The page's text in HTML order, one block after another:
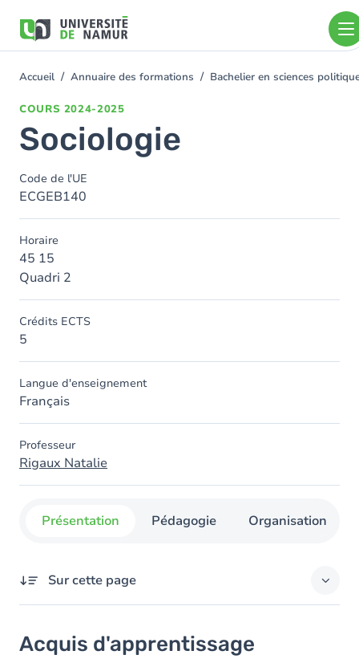
contenu
You
Accueil Annuaire des formations Bachelier en sciences
COURS 2024-2025
Sociologie
Code de l'UE
ECGEB140
Horaire
45 15
Quadri 2
Crédits ECTS
5
Langue d'enseignement
Français
Professeur
Rigaux Natalie
Présentation Pédagogie Organisation
Sur cette page
Objectifs
Acquis d'apprentissage